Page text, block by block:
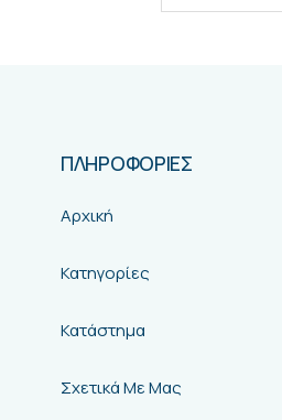
ΠΛΗΡΟΦΟΡΙΕΣ
Αρχική
Κατηγορίες
Κατάστημα
Σχετικά Με Μας